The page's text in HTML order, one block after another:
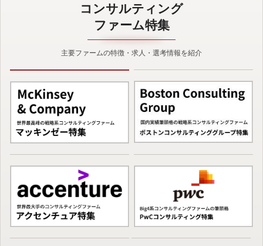
コンサルティング
ファーム特集
主要ファームの特徴・求人・選考情報を紹介